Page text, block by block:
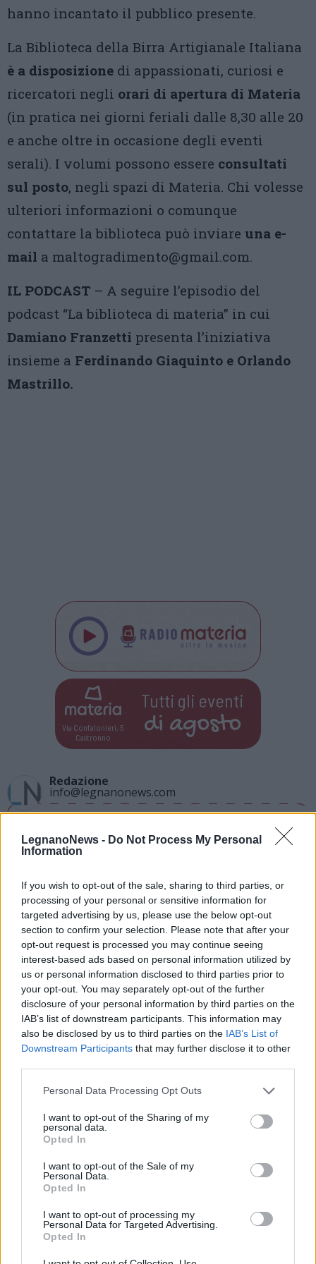
LegnanoNews - Do Not Process My Personal
Information
If you wish to opt-out of the sale, sharing to third parties, or
processing of your personal or sensitive information for
targeted advertising by us, please use the below opt-out
section to confirm your selection. Please note that after your
opt-out request is processed you may continue seeing
interest-based ads based on personal information utilized by
us or personal information disclosed to third parties prior to
your opt-out. You may separately opt-out of the further
disclosure of your personal information by third parties on the
IAB’s list of downstream participants. This information may
also be disclosed by us to third parties on the IAB’s List of
Downstream Participants that may further disclose it to other
Personal Data Processing Opt Outs
I want to opt-out of the Sharing of my
personal data.
Opted In
I want to opt-out of the Sale of my
Personal Data.
Opted In
I want to opt-out of processing my
Personal Data for Targeted Advertising.
Opted In
hanno incantato il pubblico presente.
La Biblioteca della Birra Artigianale Italiana
è a disposizione di appassionati, curiosi e
ricercatori negli orari di apertura di Materia
(in pratica nei giorni feriali dalle 8,30 alle 20
e anche oltre in occasione degli eventi
serali). I volumi possono essere consultati
sul posto, negli spazi di Materia. Chi volesse
ulteriori informazioni o comunque
contattare la biblioteca può inviare una e-
mail a maltogradimento@gmail.com.
IL PODCAST – A seguire l’episodio del
podcast “La biblioteca di materia” in cui
Damiano Franzetti presenta l’iniziativa
insieme a Ferdinando Giaquinto e Orlando
Mastrillo.
Via Confalonieri, 5
Castronno
Tutti gli eventi
di agosto
Redazione
info@legnanonews.com
l'informazione del nostro territorio e cerchiamo di essere
sempre in prima linea per informarvi in modo puntuale.
PIÙ INFORMAZIONI SU
castronno
LEGGI GLI ALTRI ARTICOLI DI
ALTRE NEWS
Selezioniamo per te
Il meglio di
Iscriviti alla
newsletter
Commenti
Accedi registrati per commentare questo